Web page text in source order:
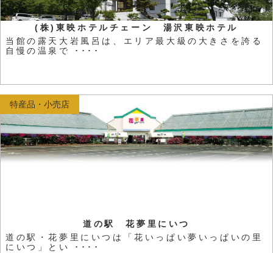
(株)東映ホテルチェーン 湯沢東映ホテル
当館の露天大岩風呂は、エリア最大級の大きさを誇る
自慢の温泉で ････
道の駅 花夢里にいつ
道の駅・花夢里にいつは「花いっぱい夢いっぱいの里
にいつ」とい ････
特産品・小売店